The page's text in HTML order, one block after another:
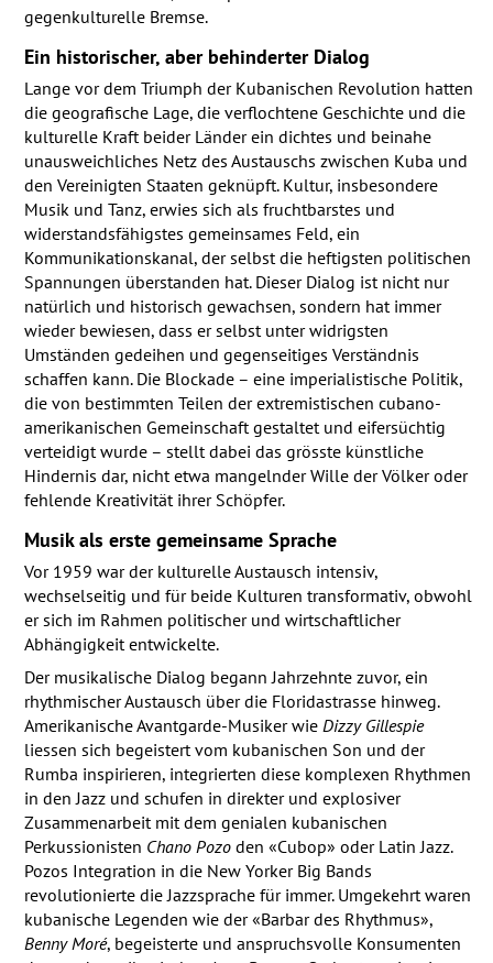
gegenkulturelle Bremse.
Ein historischer, aber behinderter Dialog
Lange vor dem Triumph der Kubanischen Revolution hatten
die geografische Lage, die verflochtene Geschichte und die
kulturelle Kraft beider Länder ein dichtes und beinahe
unausweichliches Netz des Austauschs zwischen Kuba und
den Vereinigten Staaten geknüpft. Kultur, insbesondere
Musik und Tanz, erwies sich als fruchtbarstes und
widerstandsfähigstes gemeinsames Feld, ein
Kommunikationskanal, der selbst die heftigsten politischen
Spannungen überstanden hat. Dieser Dialog ist nicht nur
natürlich und historisch gewachsen, sondern hat immer
wieder bewiesen, dass er selbst unter widrigsten
Umständen gedeihen und gegenseitiges Verständnis
schaffen kann. Die Blockade – eine imperialistische Politik,
die von bestimmten Teilen der extremistischen cubano-
amerikanischen Gemeinschaft gestaltet und eifersüchtig
verteidigt wurde – stellt dabei das grösste künstliche
Hindernis dar, nicht etwa mangelnder Wille der Völker oder
fehlende Kreativität ihrer Schöpfer.
Musik als erste gemeinsame Sprache
Vor 1959 war der kulturelle Austausch intensiv,
wechselseitig und für beide Kulturen transformativ, obwohl
er sich im Rahmen politischer und wirtschaftlicher
Abhängigkeit entwickelte.
Der musikalische Dialog begann Jahrzehnte zuvor, ein
rhythmischer Austausch über die Floridastrasse hinweg.
Amerikanische Avantgarde-Musiker wie Dizzy Gillespie
liessen sich begeistert vom kubanischen Son und der
Rumba inspirieren, integrierten diese komplexen Rhythmen
in den Jazz und schufen in direkter und explosiver
Zusammenarbeit mit dem genialen kubanischen
Perkussionisten Chano Pozoden «Cubop» oder Latin Jazz.
Pozos Integration in die New Yorker Big Bands
revolutionierte die Jazzsprache für immer. Umgekehrt waren
kubanische Legenden wie der «Barbar des Rhythmus»,
Benny Moré, begeisterte und anspruchsvolle Konsumenten